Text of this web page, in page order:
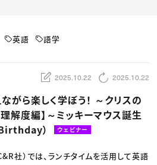
ップ
ー
のお知らせ
英語 語学
2025.10.22 2025.10.22
がら楽しく学ぼう！ ～クリスの
解度編】～ミッキーマウス誕生
）
ウェビナー
社）では、ランチタイムを活用して英語